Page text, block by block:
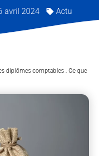
avril 2024 Actu
diplômes comptables : Ce que